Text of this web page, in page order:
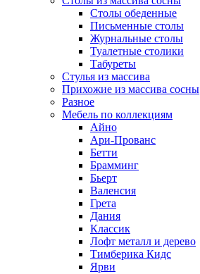
Столы обеденные
Письменные столы
Журнальные столы
Туалетные столики
Табуреты
Стулья из массива
Прихожие из массива сосны
Разное
Мебель по коллекциям
Айно
Ари-Прованс
Бетти
Брамминг
Бьерт
Валенсия
Грета
Дания
Классик
Лофт металл и дерево
Тимберика Кидс
Ярви